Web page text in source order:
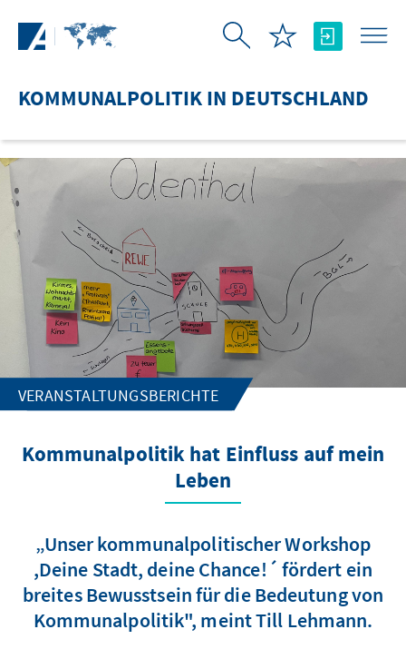
KOMMUNALPOLITIK IN DEUTSCHLAND
VERANSTALTUNGSBERICHTE
Kommunalpolitik hat Einfluss auf mein
Leben
„Unser kommunalpolitischer Workshop
,Deine Stadt, deine Chance!´ fördert ein
breites Bewusstsein für die Bedeutung von
Kommunalpolitik", meint Till Lehmann.